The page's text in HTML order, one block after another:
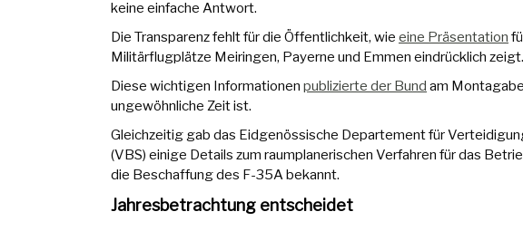
keine einfache Antwort.
Die Transparenz fehlt für die Öffentlichkeit, wie eine Präsentation
Militärflugplätze Meiringen, Payerne und Emmen eindrücklich zeigt.
Diese wichtigen Informationen publizierte der Bund am
ungewöhnliche Zeit ist.
Gleichzeitig gab das Eidgenössische Departement für
(VBS) einige Details zum raumplanerischen Verfahren für das
die Beschaffung des F-35A bekannt.
Jahresbetrachtung entscheidet